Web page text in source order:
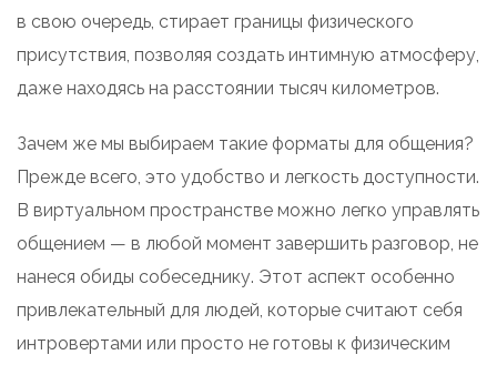
в свою очередь, стирает границы физического
присутствия, позволяя создать интимную атмосферу,
даже находясь на расстоянии тысяч километров.
Зачем же мы выбираем такие форматы для общения?
Прежде всего, это удобство и легкость доступности.
В виртуальном пространстве можно легко управлять
общением — в любой момент завершить разговор, не
нанеся обиды собеседнику. Этот аспект особенно
привлекательный для людей, которые считают себя
интровертами или просто не готовы к физическим